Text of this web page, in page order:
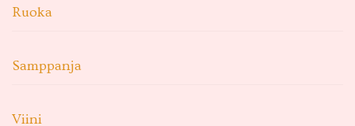
Ruoka
Samppanja
Viini